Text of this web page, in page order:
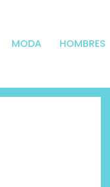
MODA HOMBRES